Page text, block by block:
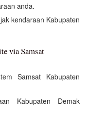
anda.
kendaraan Kabupaten
via Samsat
Samsat Kabupaten
Kabupaten Demak